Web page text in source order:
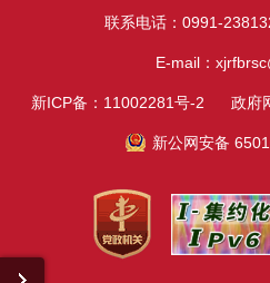
联系电话：0991-
E-mail：
新ICP备：11002281号-2 政府
新公网安备